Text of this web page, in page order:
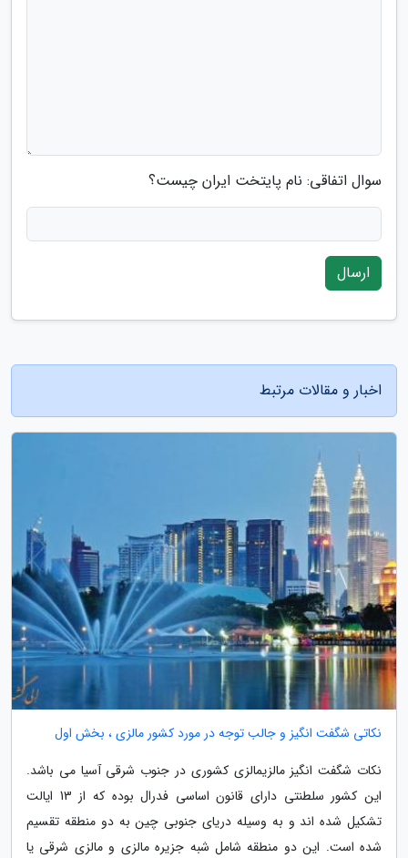
سوال اتفاقی: نام پایتخت ایران چیست؟
ارسال
اخبار و مقالات مرتبط
نکاتی شگفت انگیز و جالب توجه در مورد کشور مالزی ، بخش اول
نکات شگفت انگیز مالزیمالزی کشوری در جنوب شرقی آسیا می باشد.
این کشور سلطنتی دارای قانون اساسی فدرال بوده که از 13 ایالت
تشکیل شده اند و به وسیله دریای جنوبی چین به دو منطقه تقسیم
شده است. این دو منطقه شامل شبه جزیره مالزی و مالزی شرقی یا